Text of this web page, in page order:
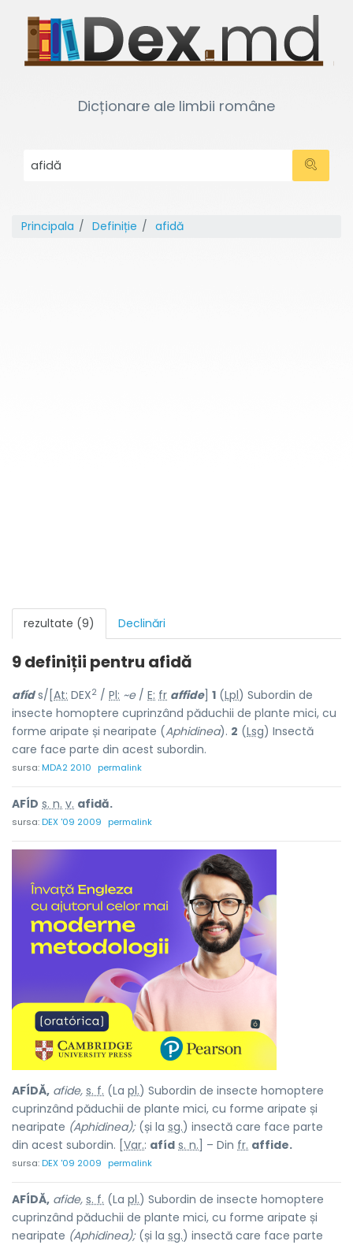
Dicționare ale limbii române
Principala Definiție afidă
rezultate (9) Declinări
9 definiții pentru afidă
afíds/[ At: DEX2 / Pl: ~e/ E: fr affide] 1 (Lpl) Subordin de
insecte homoptere cuprinzând păduchii de plante mici, cu
forme aripate și nearipate (Aphidinea). 2 (Lsg) Insectă
care face parte din acest subordin.
sursa:MDA2 2010 permalink
AFÍD s. n. v. afidă.
sursa:DEX '09 2009 permalink
AFÍDĂ, afide, s. f. (La pl.) Subordin de insecte homoptere
cuprinzând păduchii de plante mici, cu forme aripate și
nearipate (Aphidinea);(și la sg.) insectă care face parte
din acest subordin. [ Var.: afíd s. n. ] – Din fr. affide.
sursa:DEX '09 2009 permalink
AFÍDĂ, afide, s. f. (La pl.) Subordin de insecte homoptere
cuprinzând păduchii de plante mici, cu forme aripate și
nearipate (Aphidinea);(și la sg.) insectă care face parte